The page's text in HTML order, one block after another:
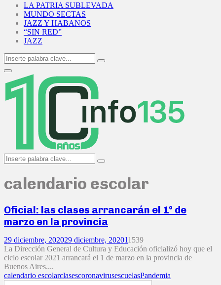
LA PATRIA SUBLEVADA
MUNDO SECTAS
JAZZ Y HABANOS
“SIN RED”
JAZZ
Search
for:
Search
Primary
Menu
Search
for:
Search
calendario escolar
Oficial: las clases arrancarán el 1° de
marzo en la provincia
29 diciembre, 202029 diciembre, 202011539
La Dirección General de Cultura y Educación oficializó hoy que el
ciclo escolar 2021 arrancará el 1 de marzo en la provincia de
Buenos Aires....
calendario escolarclasescoronavirusescuelasPandemia